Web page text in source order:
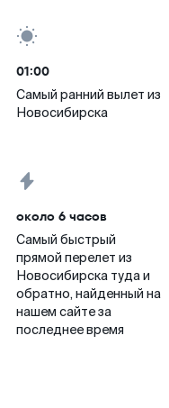
01:00
Самый ранний вылет из
Новосибирска
около 6 часов
Самый быстрый
прямой перелет из
Новосибирска туда и
обратно, найденный на
нашем сайте за
последнее время